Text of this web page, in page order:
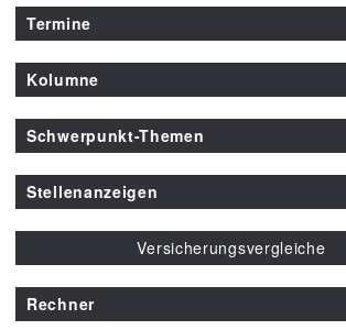
Termine
Kolumne
Schwerpunkt-Themen
Stellenanzeigen
Versicherungsvergleiche
Rechner